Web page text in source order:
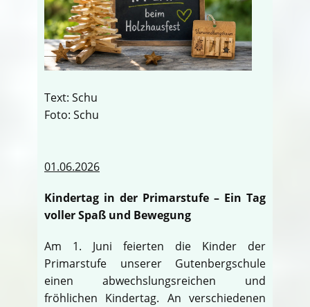
Text: Schu
Foto: Schu
01.06.2026
Kindertag in der Primarstufe – Ein Tag
voller Spaß und Bewegung
Am 1. Juni feierten die Kinder der
Primarstufe unserer Gutenbergschule
einen abwechslungsreichen und
fröhlichen Kindertag. An verschiedenen